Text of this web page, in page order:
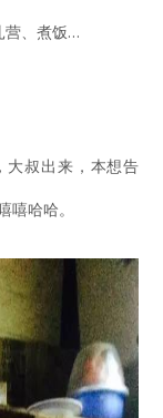
营、煮饭…
大叔出来，本想告
哈哈。